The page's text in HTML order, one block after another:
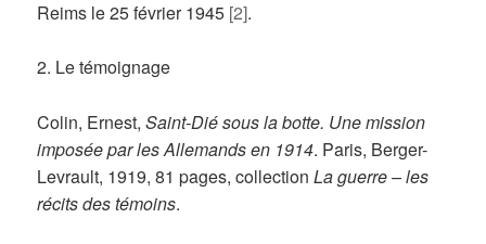
Reims le 25 février 1945 [2].
2. Le témoignage
Colin, Ernest,Saint-Dié sous la botte. Une mission
imposée par les Allemands en 1914. Paris, Berger-
Levrault, 1919, 81 pages, collectionLa guerre – les
récits des témoins.